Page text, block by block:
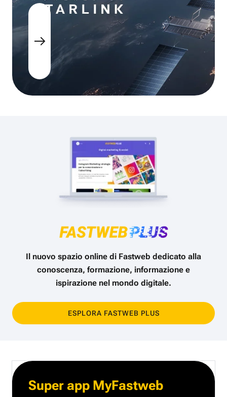
Il nuovo spazio online di Fastweb dedicato alla
conoscenza, formazione, informazione e
ispirazione nel mondo digitale.
ESPLORA FASTWEB PLUS
Super app MyFastweb